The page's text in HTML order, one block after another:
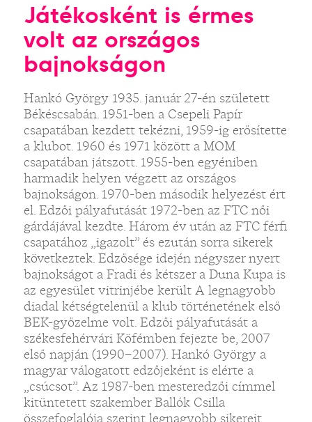
Játékosként is érmes
volt az országos
bajnokságon
Hankó György 1935. január 27-én született
Békéscsabán. 1951-ben a Csepeli Papír
csapatában kezdett tekézni, 1959-ig erősítette
a klubot. 1960 és 1971 között a MOM
csapatában játszott. 1955-ben egyéniben
harmadik helyen végzett az országos
bajnokságon. 1970-ben második helyezést ért
el. Edzői pályafutását 1972-ben az FTC női
gárdájával kezdte. Három év után az FTC férfi
csapatához „igazolt” és ezután sorra sikerek
következtek. Edzősége idején négyszer nyert
bajnokságot a Fradi és kétszer a Duna Kupa is
az egyesület vitrinjébe került A legnagyobb
diadal kétségtelenül a klub történetének első
BEK-győzelme volt. Edzői pályafutását a
székesfehérvári Köfémben fejezte be, 2007
első napján (1990–2007). Hankó György a
magyar válogatott edzőjeként is elérte a
„csúcsot”. Az 1987-ben mesteredzői címmel
kitüntetett szakember Ballók Csilla
összefoglalója szerint legnagyobb sikereit